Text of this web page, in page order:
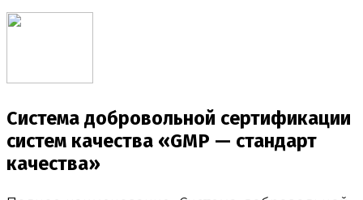
Система добровольной сертификации
систем качества «GMP — стандарт
качества»